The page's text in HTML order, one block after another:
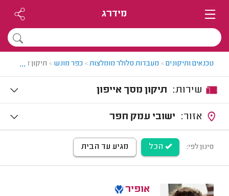
מידרג
טכנאים ותיקונים> מעבדות סלולר מומלצות> כפר מונש > תיקון אייפון
...
תיקון מסך אייפון
ישובי עמק חפר
סינון לפי: הכל מגיע עד הבית
אופיר